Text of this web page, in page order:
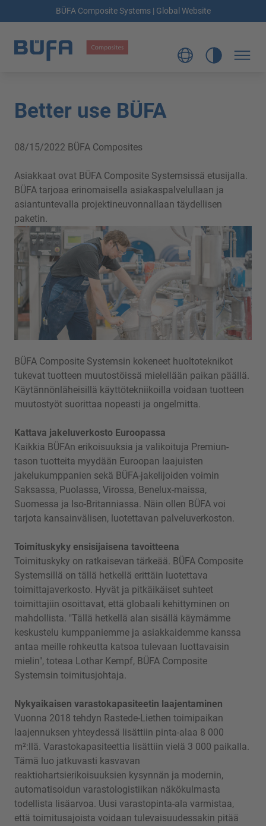
BÜFA Composite Systems | Global Website
Better use BÜFA
08/15/2022 BÜFA Composites
Asiakkaat ovat BÜFA Composite Systemsissä etusijalla.
BÜFA tarjoaa erinomaisella asiakaspalvelullaan ja
asiantuntevalla projektineuvonnallaan täydellisen
paketin.
BÜFA Composite Systemsin kokeneet huoltoteknikot
tukevat tuotteen muutostöissä mielellään paikan päällä.
Käytännönläheisillä käyttötekniikoilla voidaan tuotteen
muutostyöt suorittaa nopeasti ja ongelmitta.
Kattava jakeluverkosto Euroopassa
Kaikkia BÜFAn erikoisuuksia ja valikoituja Premiun-
tason tuotteita myydään Euroopan laajuisten
jakelukumppanien sekä BÜFA-jakelijoiden voimin
Saksassa, Puolassa, Virossa, Benelux-maissa,
Suomessa ja Iso-Britanniassa. Näin ollen BÜFA voi
tarjota kansainvälisen, luotettavan palveluverkoston.
Toimituskyky ensisijaisena tavoitteena
Toimituskyky on ratkaisevan tärkeää. BÜFA Composite
Systemsillä on tällä hetkellä erittäin luotettava
toimittajaverkosto. Hyvät ja pitkäikäiset suhteet
toimittajiin osoittavat, että globaali kehittyminen on
mahdollista. "Tällä hetkellä alan sisällä käymämme
keskustelu kumppaniemme ja asiakkaidemme kanssa
antaa meille rohkeutta katsoa tulevaan luottavaisin
mielin", toteaa Lothar Kempf, BÜFA Composite
Systemsin toimitusjohtaja.
Nykyaikaisen varastokapasiteetin laajentaminen
Vuonna 2018 tehdyn Rastede-Liethen toimipaikan
laajennuksen yhteydessä lisättiin pinta-alaa 8 000
m²:llä. Varastokapasiteettia lisättiin vielä 3 000 paikalla.
Tämä luo jatkuvasti kasvavan
reaktiohartsierikoisuuksien kysynnän ja modernin,
automatisoidun varastologistiikan näkökulmasta
todellista lisäarvoa. Uusi varastopinta-ala varmistaa,
että toimitusajoista voidaan tulevaisuudessakin pitää